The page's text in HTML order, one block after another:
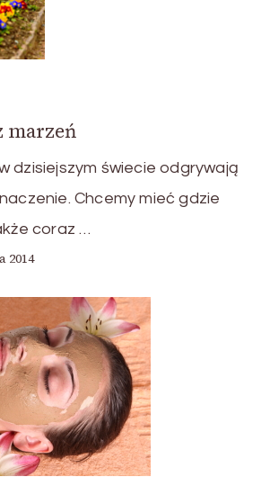
marzeń
dzisiejszym świecie odgrywają
Chcemy mieć gdzie
coraz …
2014